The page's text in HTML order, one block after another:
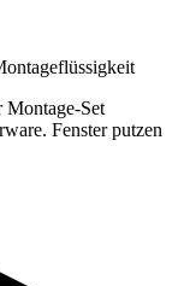
Montage-Set
Fenster putzen